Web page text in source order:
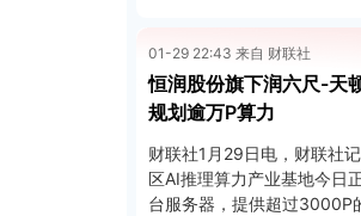
01-29 22:43 来自 财联社
恒润股份旗下润六尺-天
规划逾万P算力
财联社1月29日电，财联社
区AI推理算力产业基地今日
台服务器，提供超过3000P